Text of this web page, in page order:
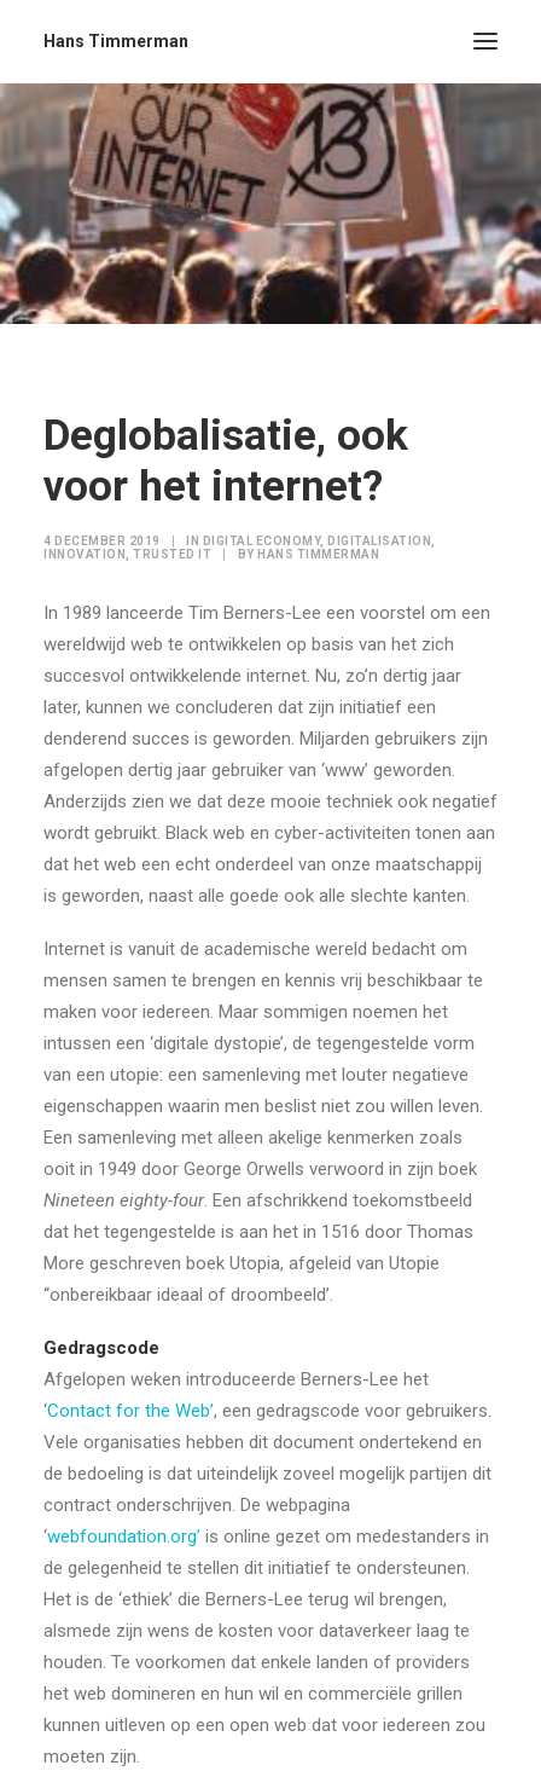
Hans Timmerman
Deglobalisatie, ook
voor het internet?
4 DECEMBER 2019 IN DIGITAL ECONOMY, DIGITALISATION
INNOVATION
TRUSTED IT BY HANS TIMMERMAN
In 1989 lanceerde Tim Berners-Lee een voorstel om een
wereldwijd web te ontwikkelen op basis van het zich
succesvol ontwikkelende internet. Nu, zo’n dertig jaar
later, kunnen we concluderen dat zijn initiatief een
denderend succes is geworden. Miljarden gebruikers zijn
afgelopen dertig jaar gebruiker van ‘www’ geworden.
Anderzijds zien we dat deze mooie techniek ook negatief
wordt gebruikt. Black web en cyber-activiteiten tonen aan
dat het web een echt onderdeel van onze maatschappij
is geworden, naast alle goede ook alle slechte kanten.
Internet is vanuit de academische wereld bedacht om
mensen samen te brengen en kennis vrij beschikbaar te
maken voor iedereen. Maar sommigen noemen het
intussen een ‘digitale dystopie’, de tegengestelde vorm
van een utopie: een samenleving met louter negatieve
eigenschappen waarin men beslist niet zou willen leven.
Een samenleving met alleen akelige kenmerken zoals
ooit in 1949 door George Orwells verwoord in zijn boek
Nineteen eighty-four. Een afschrikkend toekomstbeeld
dat het tegengestelde is aan het in 1516 door Thomas
More geschreven boek Utopia, afgeleid van Utopie
“onbereikbaar ideaal of droombeeld’.
Gedragscode
Afgelopen weken introduceerde Berners-Lee het
‘Contact for the Web’, een gedragscode voor gebruikers.
Vele organisaties hebben dit document ondertekend en
de bedoeling is dat uiteindelijk zoveel mogelijk partijen dit
contract onderschrijven. De webpagina
‘webfoundation.org’ is online gezet om medestanders in
de gelegenheid te stellen dit initiatief te ondersteunen.
Het is de ‘ethiek’ die Berners-Lee terug wil brengen,
alsmede zijn wens de kosten voor dataverkeer laag te
houden. Te voorkomen dat enkele landen of providers
het web domineren en hun wil en commerciële grillen
kunnen uitleven op een open web dat voor iedereen zou
moeten zijn.